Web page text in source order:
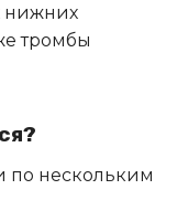
нижних
тромбы
по нескольким